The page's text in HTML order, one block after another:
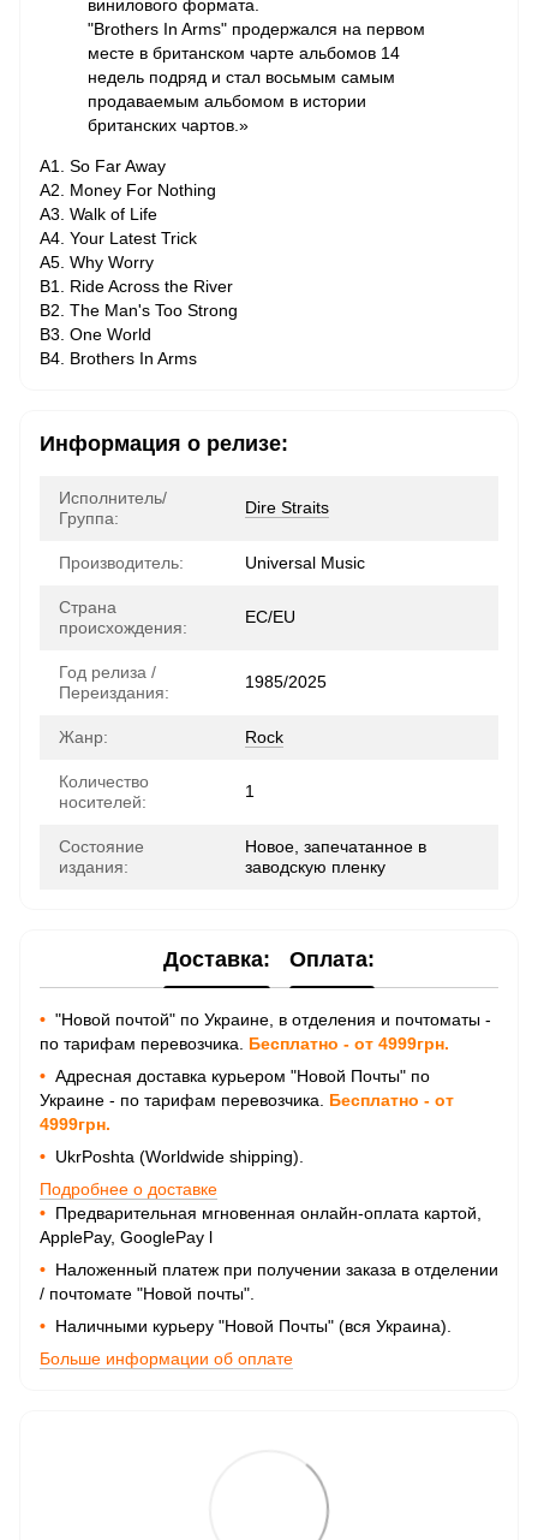
винилового формата.
"Brothers In Arms" продержался на первом
месте в британском чарте альбомов 14
недель подряд и стал восьмым самым
продаваемым альбомом в истории
британских чартов.»
A1. So Far Away
A2. Money For Nothing
A3. Walk of Life
A4. Your Latest Trick
A5. Why Worry
B1. Ride Across the River
B2. The Man's Too Strong
B3. One World
B4. Brothers In Arms
Информация о релизе:
Исполнитель/
Группа:
Dire Straits
Производитель: Universal Music
Страна
происхождения:
ЕС/EU
Год релиза /
Переиздания:
1985/2025
Жанр: Rock
Количество
носителей:
1
Состояние
издания:
Новое, запечатанное в
заводскую пленку
Доставка: Оплата:
• "Новой почтой" по Украине, в отделения и почтоматы -
по тарифам перевозчика. Бесплатно - от 4999грн.
• Адресная доставка курьером "Новой Почты" по
Украине - по тарифам перевозчика. Бесплатно - от
4999грн.
• UkrPoshta (Worldwide shipping).
Подробнее о доставке
• Предварительная мгновенная онлайн-оплата картой,
ApplePay, GooglePay l
• Наложенный платеж при получении заказа в отделении
/ почтомате "Новой почты".
• Наличными курьеру "Новой Почты" (вся Украина).
Больше информации об оплате